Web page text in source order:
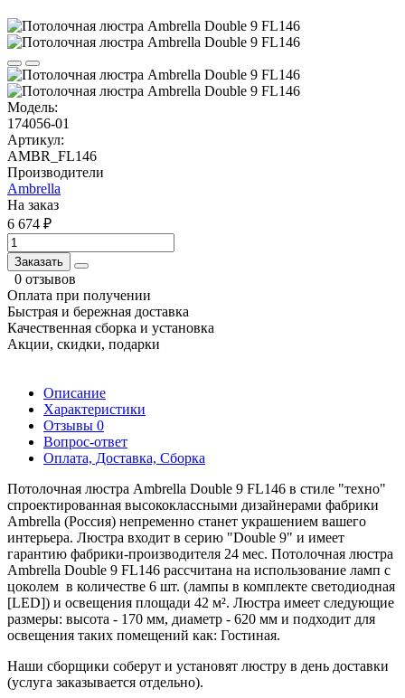
Модель:
174056-01
Артикул:
AMBR_FL146
Производители
Ambrella
На заказ
6 674 ₽
Заказать
0 отзывов
Оплата при получении
Быстрая и бережная доставка
Качественная сборка и установка
Акции, скидки, подарки
Описание
Характеристики
Отзывы 0
Вопрос-ответ
Оплата, Доставка, Сборка
Потолочная люстра Ambrella Double 9 FL146 в стиле "техно"
спроектированная высококлассными дизайнерами фабрики
Ambrella (Россия) непременно станет украшением вашего
интерьера. Люстра входит в серию "Double 9" и имеет
гарантию фабрики-производителя 24 мес. Потолочная люстра
Ambrella Double 9 FL146 рассчитана на использование ламп с
цоколем в количестве 6 шт. (лампы в комплекте светодиодная
[LED]) и освещения площади 42 м². Люстра имеет следующие
размеры: высота - 170 мм, диаметр - 620 мм и подходит для
освещения таких помещений как: Гостиная.
Наши сборщики соберут и установят люстру в день доставки
(услуга заказывается отдельно).